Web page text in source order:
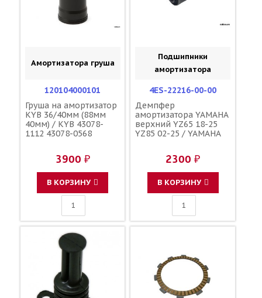
Амортизатора груша
120104000101
Груша на амортизатор
KYB 36/40мм (88мм
40мм) / KYB 43078-
1112 43078-0568
3900 ₽
В КОРЗИНУ
Подшипники
амортизатора
4ES-22216-00-00
Демпфер
амортизатора YAMAHA
верхний YZ65 18-25
YZ85 02-25 / YAMAHA
2300 ₽
В КОРЗИНУ